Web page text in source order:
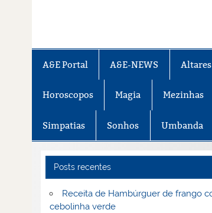
A&E Portal A&E-NEWS Altares
Horoscopos Magia Mezinhas
Simpatias Sonhos Umbanda
Posts recentes
Receita de Hambúrguer de frango
cebolinha verde